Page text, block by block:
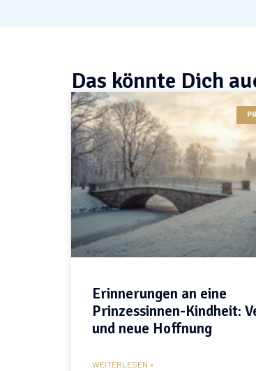
Das könnte Dich
Erinnerungen an eine
Prinzessinnen-Kindheit:
und neue Hoffnung
WEITERLESEN »